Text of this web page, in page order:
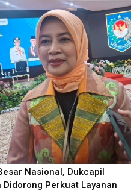
Nasional, Dukcapil
Didorong Perkuat Layanan